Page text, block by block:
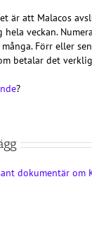
är att Malacos
hela veckan.
Förr eller
betalar det
?